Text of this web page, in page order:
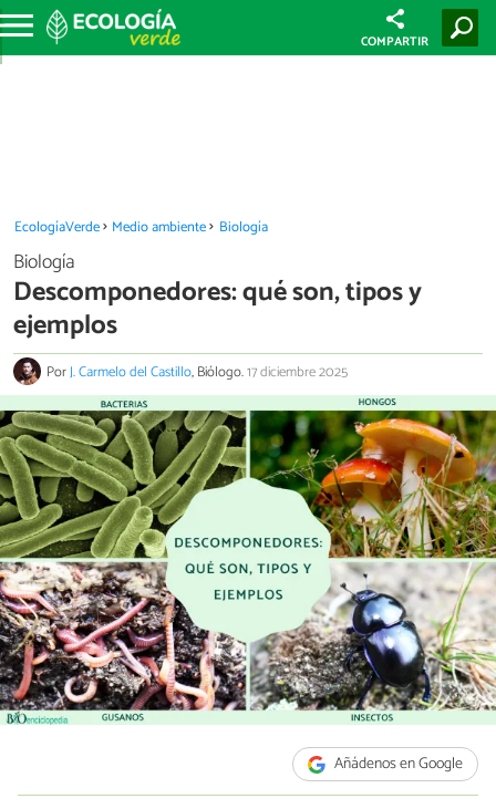
COMPARTIR
EcologíaVerde Medio ambiente Biología
Biología
Descomponedores: qué son, tipos y
ejemplos
PorJ. Carmelo del Castillo, Biólogo.17 diciembre 2025
Añádenos en Google